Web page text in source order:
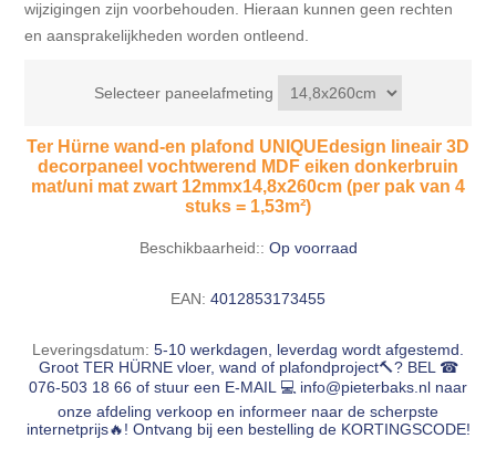
wijzigingen zijn voorbehouden. Hieraan kunnen geen rechten
en aansprakelijkheden worden ontleend.
Selecteer paneelafmeting
Ter Hürne wand-en plafond UNIQUEdesign lineair 3D
decorpaneel vochtwerend MDF eiken donkerbruin
mat/uni mat zwart 12mmx14,8x260cm (per pak van 4
stuks = 1,53m²)
Beschikbaarheid:: Op voorraad
EAN: 4012853173455
Leveringsdatum: 5-10 werkdagen, leverdag wordt afgestemd.
Groot TER HÜRNE vloer, wand of plafondproject🔨? BEL ☎
076-503 18 66 of stuur een E-MAIL 💻 info@pieterbaks.nl naar
onze afdeling verkoop en informeer naar de scherpste
internetprijs🔥! Ontvang bij een bestelling de KORTINGSCODE!